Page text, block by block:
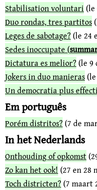
Stabilisation voluntari (le
Duo rondas, tres partitos
Leges de sabotage? (le 24
Sedes inoccupate (
Dictatura es melior? (le 9
Jokers in duo manieras
Un democratia plus
Em português
Porém distritos? (7 de
In het Nederlands
Onthouding of opkomst
Zo kan het ook! (27 en 28
Toch districten? (7 maart